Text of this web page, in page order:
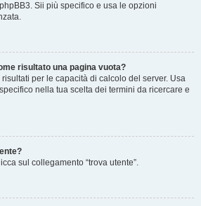
Sii più specifico e usa le opzioni
risultato una pagina vuota?
per le capacità di calcolo del server. Usa
nella tua scelta dei termini da ricercare e
sul collegamento “trova utente”.